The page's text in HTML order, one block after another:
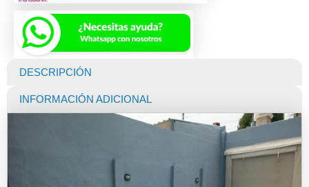
DESCRIPCIÓN
INFORMACIÓN ADICIONAL